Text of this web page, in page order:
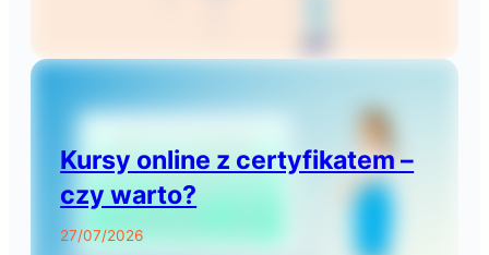
Kursy online z certyfikatem –
czy warto?
27/07/2026